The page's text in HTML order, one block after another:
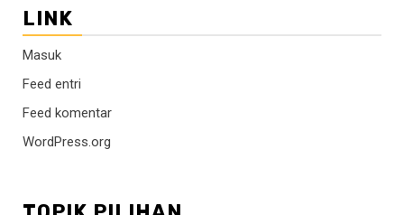
LINK
Masuk
Feed entri
Feed komentar
WordPress.org